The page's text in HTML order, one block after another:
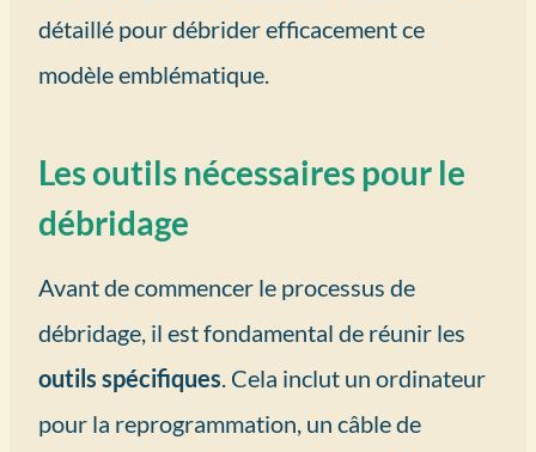
détaillé pour débrider efficacement ce
modèle emblématique.
Les outils nécessaires pour le
débridage
Avant de commencer le processus de
débridage, il est fondamental de réunir les
outils spécifiques . Cela inclut un ordinateur
pour la reprogrammation, un câble de